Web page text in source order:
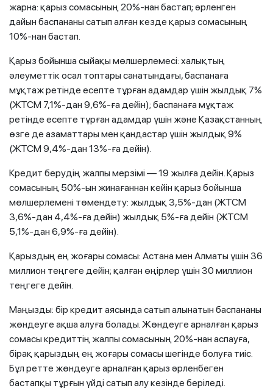
жарна: қарыз сомасының 20%-нан бастап; әрленген
дайын баспананы сатып алған кезде қарыз сомасының
10%-нан бастап.
Қарыз бойынша сыйақы мөлшерлемесі: халықтың
әлеуметтік осал топтары санатындағы, баспанаға
мұқтаж ретінде есепте тұрған адамдар үшін жылдық 7%
(ЖТСМ 7,1%-дан 9,6%-ға дейін); баспанаға мұқтаж
ретінде есепте тұрған адамдар үшін және Қазақстанның
өзге де азаматтары мен қандастар үшін жылдық 9%
(ЖТСМ 9,4%-дан 13%-ға дейін).
Кредит берудің жалпы мерзімі — 19 жылға дейін. Қарыз
сомасының 50%-ын жинағаннан кейін қарыз бойынша
мөлшерлемені төмендету: жылдық 3,5%-дан (ЖТСМ
3,6%-дан 4,4%-ға дейін) жылдық 5%-ға дейін (ЖТСМ
5,1%-дан 6,9%-ға дейін).
Қарыздың ең жоғары сомасы: Астана мен Алматы үшін 36
миллион теңгеге дейін; қалған өңірлер үшін 30 миллион
теңгеге дейін.
Маңызды: бір кредит аясында сатып алынатын баспананы
жөндеуге ақша алуға болады. Жөндеуге арналған қарыз
сомасы кредиттің жалпы сомасының 20%-нан аспауға,
бірақ қарыздың ең жоғары сомасы шегінде болуға тиіс.
Бұл ретте жөндеуге арналған қарыз әрленбеген
бастапқы тұрғын үйді сатып алу кезінде беріледі.